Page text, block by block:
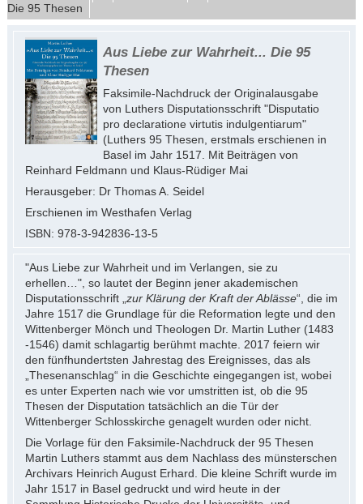
Die 95 Thesen
Aus Liebe zur Wahrheit... Die 95
Thesen
Faksimile-Nachdruck der Originalausgabe
von Luthers Disputationsschrift "Disputatio
pro declaratione virtutis indulgentiarum"
(Luthers 95 Thesen, erstmals erschienen in
Basel im Jahr 1517. Mit Beiträgen von
Reinhard Feldmann und Klaus-Rüdiger Mai
Herausgeber: Dr Thomas A. Seidel
Erschienen im Westhafen Verlag
ISBN: 978-3-942836-13-5
"Aus Liebe zur Wahrheit und im Verlangen, sie zu
erhellen…", so lautet der Beginn jener akademischen
Disputationsschrift „ zur Klärung der Kraft der Ablässe“, die im
Jahre 1517 die Grundlage für die Reformation legte und den
Wittenberger Mönch und Theologen Dr. Martin Luther (1483
-1546) damit schlagartig berühmt machte. 2017 feiern wir
den fünfhundertsten Jahrestag des Ereignisses, das als
„Thesenanschlag“ in die Geschichte eingegangen ist, wobei
es unter Experten nach wie vor umstritten ist, ob die 95
Thesen der Disputation tatsächlich an die Tür der
Wittenberger Schlosskirche genagelt wurden oder nicht.
Die Vorlage für den Faksimile-Nachdruck der 95 Thesen
Martin Luthers stammt aus dem Nachlass des münsterschen
Archivars Heinrich August Erhard. Die kleine Schrift wurde im
Jahr 1517 in Basel gedruckt und wird heute in der